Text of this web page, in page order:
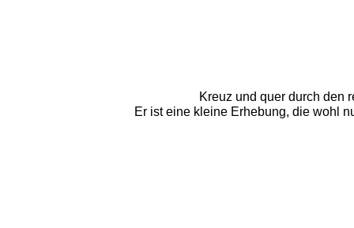
Kreuz und quer durch den
Er ist eine kleine Erhebung, die wohl